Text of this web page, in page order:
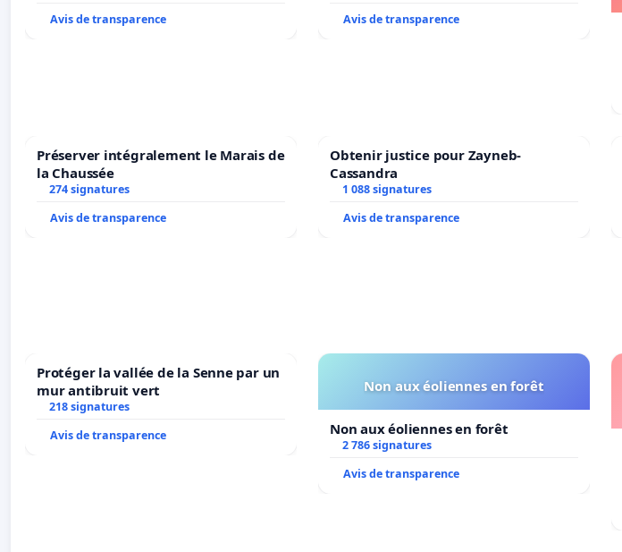
Avis de transparence
Avis de transparence
Préserver intégralement le Marais de
la Chaussée
274 signatures
Avis de transparence
Obtenir justice pour Zayneb-
Cassandra
1 088 signatures
Avis de transparence
Protéger la vallée de la Senne par un
mur antibruit vert
218 signatures
Avis de transparence
Non aux éoliennes en forêt
Non aux éoliennes en forêt
2 786 signatures
Avis de transparence